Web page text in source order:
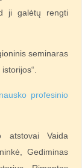
ji galėtų rengti
seminaras
profesinio
atstovai Vaida
Gediminas